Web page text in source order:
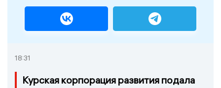
18:31
Курская корпорация развития подала